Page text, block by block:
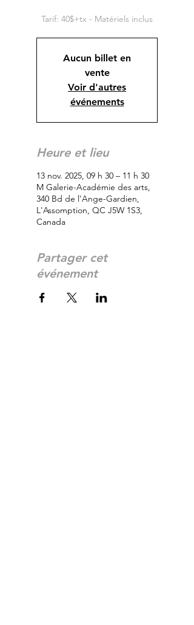
Tarif: 40$+tx - Matériels inclus
Aucun billet en
vente
Voir d'autres
événements
Heure et lieu
13 nov. 2025, 09 h 30 – 11 h 30
M Galerie-Académie des arts,
340 Bd de l'Ange-Gardien,
L'Assomption, QC J5W 1S3,
Canada
Partager cet
événement